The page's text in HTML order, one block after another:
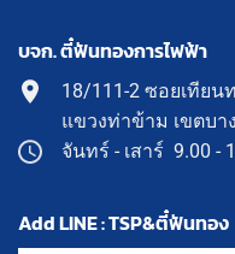
บจก. ตี๋ฟันทองการไฟฟ้า
18/111-2 ซอยเทียน
แขวงท่าข้าม เขตบา
จันทร์ - เสาร์ 9.00 -
Add LINE : TSP&ตี๋ฟันทอง